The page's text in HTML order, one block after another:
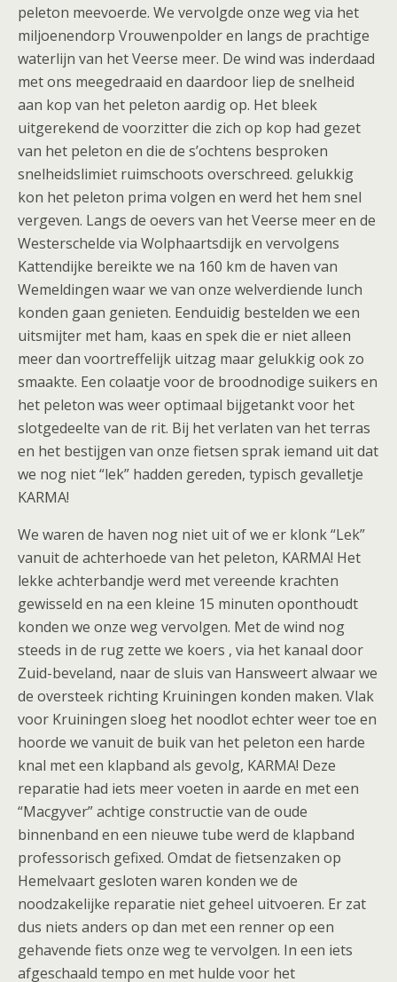
peleton meevoerde. We vervolgde onze weg via het
miljoenendorp Vrouwenpolder en langs de prachtige
waterlijn van het Veerse meer. De wind was inderdaad
met ons meegedraaid en daardoor liep de snelheid
aan kop van het peleton aardig op. Het bleek
uitgerekend de voorzitter die zich op kop had gezet
van het peleton en die de s’ochtens besproken
snelheidslimiet ruimschoots overschreed. gelukkig
kon het peleton prima volgen en werd het hem snel
vergeven. Langs de oevers van het Veerse meer en de
Westerschelde via Wolphaartsdijk en vervolgens
Kattendijke bereikte we na 160 km de haven van
Wemeldingen waar we van onze welverdiende lunch
konden gaan genieten. Eenduidig bestelden we een
uitsmijter met ham, kaas en spek die er niet alleen
meer dan voortreffelijk uitzag maar gelukkig ook zo
smaakte. Een colaatje voor de broodnodige suikers en
het peleton was weer optimaal bijgetankt voor het
slotgedeelte van de rit. Bij het verlaten van het terras
en het bestijgen van onze fietsen sprak iemand uit dat
we nog niet “lek” hadden gereden, typisch gevalletje
KARMA!
We waren de haven nog niet uit of we er klonk “Lek”
vanuit de achterhoede van het peleton, KARMA! Het
lekke achterbandje werd met vereende krachten
gewisseld en na een kleine 15 minuten oponthoudt
konden we onze weg vervolgen. Met de wind nog
steeds in de rug zette we koers , via het kanaal door
Zuid-beveland, naar de sluis van Hansweert alwaar we
de oversteek richting Kruiningen konden maken. Vlak
voor Kruiningen sloeg het noodlot echter weer toe en
hoorde we vanuit de buik van het peleton een harde
knal met een klapband als gevolg, KARMA! Deze
reparatie had iets meer voeten in aarde en met een
“Macgyver” achtige constructie van de oude
binnenband en een nieuwe tube werd de klapband
professorisch gefixed. Omdat de fietsenzaken op
Hemelvaart gesloten waren konden we de
noodzakelijke reparatie niet geheel uitvoeren. Er zat
dus niets anders op dan met een renner op een
gehavende fiets onze weg te vervolgen. In een iets
afgeschaald tempo en met hulde voor het